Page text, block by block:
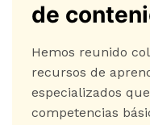
de
Hemos reunido
recursos de
especializados
competencias